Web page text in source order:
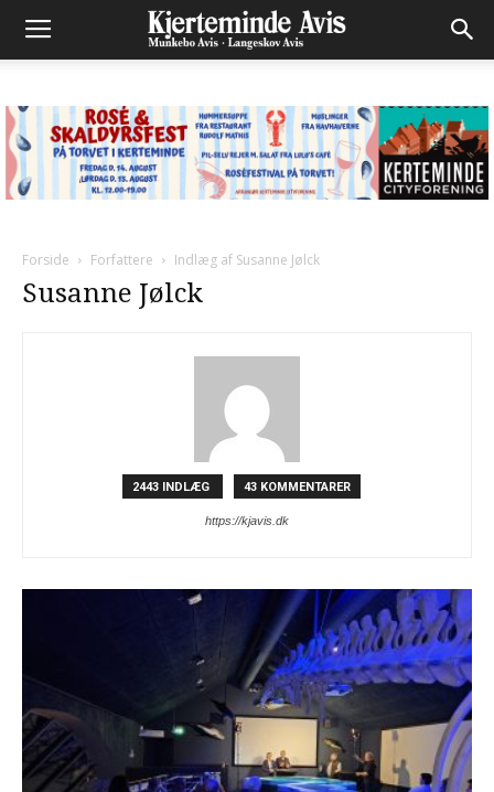
Forside Forfattere Indlæg af Susanne Jølck
Susanne Jølck
2443 INDLÆG 43 KOMMENTARER
https://kjavis.dk